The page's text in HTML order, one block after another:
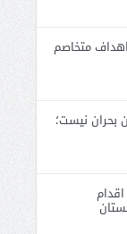
متخاصم
بحران نیست؛